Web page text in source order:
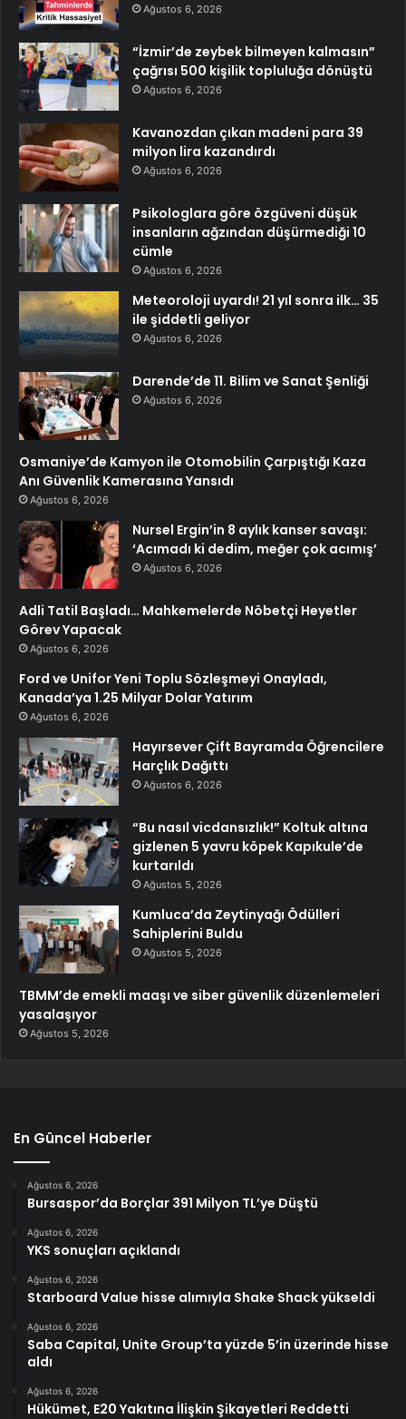
Ağustos 6, 2026
“İzmir’de zeybek bilmeyen kalmasın”
çağrısı 500 kişilik topluluğa dönüştü
Ağustos 6, 2026
Kavanozdan çıkan madeni para 39
milyon lira kazandırdı
Ağustos 6, 2026
Psikologlara göre özgüveni düşük
insanların ağzından düşürmediği 10
cümle
Ağustos 6, 2026
Meteoroloji uyardı! 21 yıl sonra ilk… 35
ile şiddetli geliyor
Ağustos 6, 2026
Darende’de 11. Bilim ve Sanat Şenliği
Ağustos 6, 2026
Osmaniye’de Kamyon ile Otomobilin Çarpıştığı Kaza
Anı Güvenlik Kamerasına Yansıdı
Ağustos 6, 2026
Nursel Ergin’in 8 aylık kanser savaşı:
‘Acımadı ki dedim, meğer çok acımış’
Ağustos 6, 2026
Adli Tatil Başladı… Mahkemelerde Nöbetçi Heyetler
Görev Yapacak
Ağustos 6, 2026
Ford ve Unifor Yeni Toplu Sözleşmeyi Onayladı,
Kanada’ya 1.25 Milyar Dolar Yatırım
Ağustos 6, 2026
Hayırsever Çift Bayramda Öğrencilere
Harçlık Dağıttı
Ağustos 6, 2026
“Bu nasıl vicdansızlık!” Koltuk altına
gizlenen 5 yavru köpek Kapıkule’de
kurtarıldı
Ağustos 5, 2026
Kumluca’da Zeytinyağı Ödülleri
Sahiplerini Buldu
Ağustos 5, 2026
TBMM’de emekli maaşı ve siber güvenlik düzenlemeleri
yasalaşıyor
Ağustos 5, 2026
En Güncel Haberler
Ağustos 6, 2026
Bursaspor’da Borçlar 391 Milyon TL’ye Düştü
Ağustos 6, 2026
YKS sonuçları açıklandı
Ağustos 6, 2026
Starboard Value hisse alımıyla Shake Shack yükseldi
Ağustos 6, 2026
Saba Capital, Unite Group’ta yüzde 5’in üzerinde hisse
aldı
Ağustos 6, 2026
Hükümet, E20 Yakıtına İlişkin Şikayetleri Reddetti